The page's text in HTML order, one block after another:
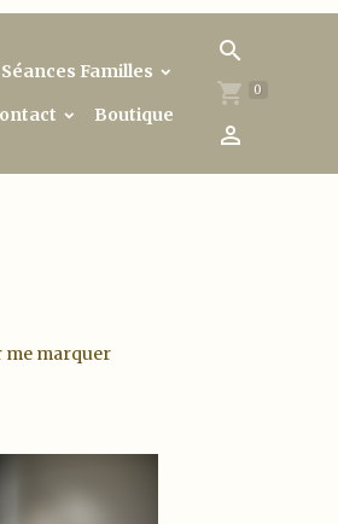
Séances Familles
Boutique
0
me marquer